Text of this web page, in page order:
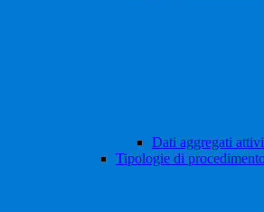
Dati aggregati
Tipologie di